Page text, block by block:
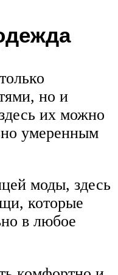
но и
их можно
умеренным
моды, здесь
которые
в любое